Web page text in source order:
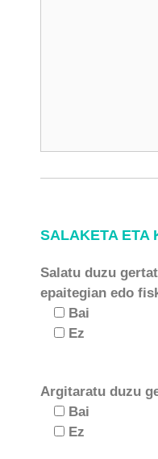
SALAKETA ETA
Salatu duzu
epaitegian edo
Bai
Ez
Argitaratu duzu
Bai
Ez